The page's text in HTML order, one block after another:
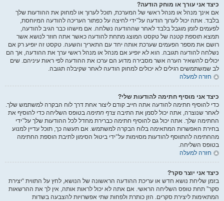
כיצד אני עורך או מוחק הודעה?
אם אינך מנהל או מנהל ראשי של המערכת, תוכל לערוך או למחוק את ההודעות שלך
בלבד. אתה יכול לערוך הודעה על־ידי לחיצה על כפתור העריכה להודעה המיוחסת,
לפעמים לזמן מוגבל בלבד לאחר שההודעה נשלחה. אם מישהו כבר הגיב להודעה,
תמצא תוספת קטנה של טקסט המוצג מתחת להודעה כאשר אתה חוזר לנושא אשר
רושם את מספר הפעמים שערכת אותה יחד עם התאריך והשעה. טקסט זה יופיע רק אם
נשלחה להודעה תגובה. הוא לא יופיע אם מנהל או מנהל ראשי ערך את ההודעה, אך הם
יכולים להשאיר הערה אשר מסבירה מדוע הם ערכו את ההודעה לפי ראות עיניהם. שים
לב שמשתמשים רגילים לא יכולים למחוק הודעה לאחר שקיבלה תגובה.
חזרה למעלה
כיצד אני מוסיף חתימה להודעות שלי?
כדי להוסיף חתימה להודעה אתה חייב קודם ליצור אחת דרך לוח הבקרה למשתמש שלך.
לאחר שנוצרה, אתה יכול לסמן את התיבה צרף חתימה בטופס השליחה כדי להוסיף את
החתימה שלך. אתה יכול גם להוסיף חתימה כברירת מחדל לכל ההודעות שלך על־ידי
בחירת האפשרות המתאימה בלוח הבקרה למשתמש. אם תעשה כך, תוכל עדיין למנוע
מהחתימה להתווסף להודעות מסוימות על־ידי ביטול הסימון לתיבת הוספת החתימה
בטופס השליחה.
חזרה למעלה
כיצד אני יוצר סקר?
בזמן שליחת נושא חדש או עריכת ההודעה הראשונה של הנושא, לחץ על התווית “יצירת
סקר” תחת טופס השליחה הראשי. אם אתה לא יכול לראות אותה, אין לך את ההרשאות
המתאימות ליצירת סקרים. הזן כותרת ולפחות שתי אפשרויות להצבעה בשדות